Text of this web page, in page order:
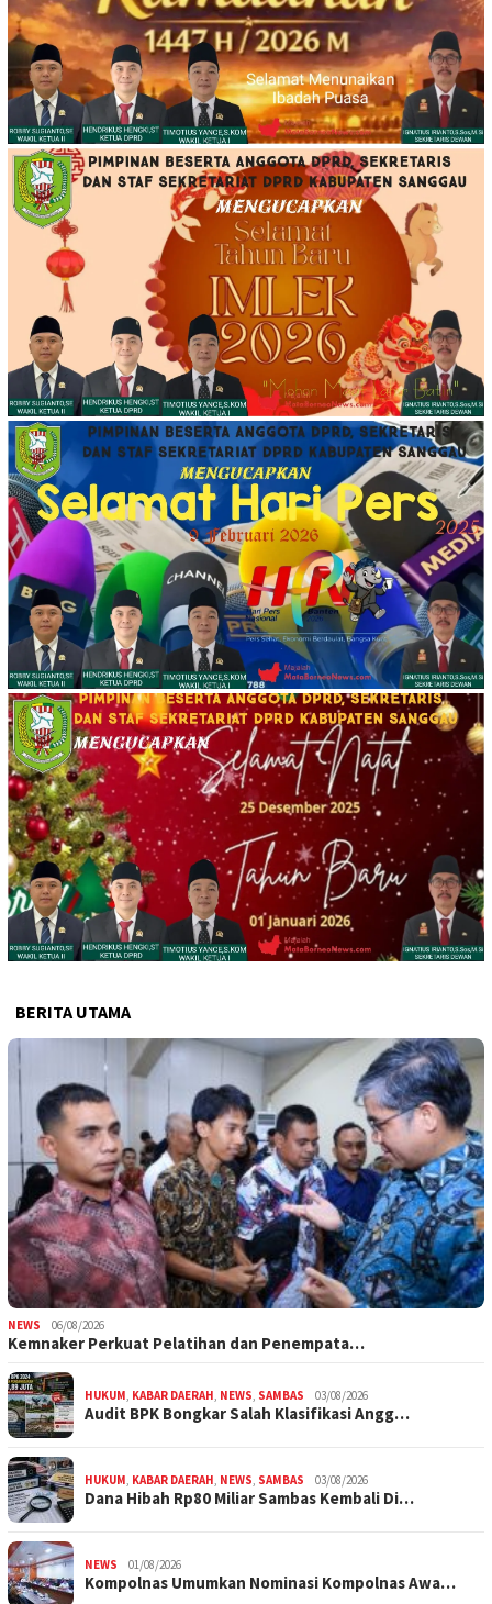
BERITA UTAMA
NEWS 06/08/2026
Kemnaker Perkuat Pelatihan dan Penempata…
HUKUM, KABAR DAERAH, NEWS, SAMBAS 03/08/2026
Audit BPK Bongkar Salah Klasifikasi Angg…
HUKUM, KABAR DAERAH, NEWS, SAMBAS 03/08/2026
Dana Hibah Rp80 Miliar Sambas Kembali Di…
NEWS 01/08/2026
Kompolnas Umumkan Nominasi Kompolnas Awa…